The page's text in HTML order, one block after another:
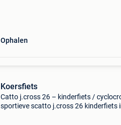
Ophalen
Koersfiets
Catto j.cross 26 – kinderfiets /
sportieve scatto j.cross 26 kinderfiets